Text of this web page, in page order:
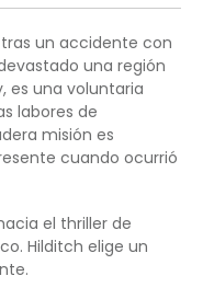
un accidente con
una región
es una voluntaria
labores de
misión es
cuando ocurrió
el thriller de
Hilditch elige un